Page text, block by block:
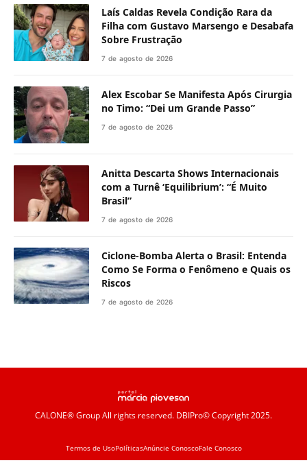
Laís Caldas Revela Condição Rara da
Filha com Gustavo Marsengo e Desabafa
Sobre Frustração
7 de agosto de 2026
Alex Escobar Se Manifesta Após Cirurgia
no Timo: “Dei um Grande Passo”
7 de agosto de 2026
Anitta Descarta Shows Internacionais
com a Turnê ‘Equilibrium’: “É Muito
Brasil”
7 de agosto de 2026
Ciclone-Bomba Alerta o Brasil: Entenda
Como Se Forma o Fenômeno e Quais os
Riscos
7 de agosto de 2026
CALONE® GroupAll rights reserved. DBIPro© Copyright 2025.
Termos de UsoPolíticasAnúncie ConoscoFale Conosco